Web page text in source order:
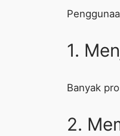
1.
Banyak
2.